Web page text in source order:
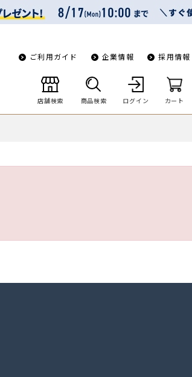
ご利用ガイド 企業情報 採用情報
店舗検索 商品検索 ログイン カート